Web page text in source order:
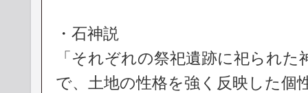
・石神説
「それぞれの祭祀遺跡に祀られ
で、土地の性格を強く反映した個